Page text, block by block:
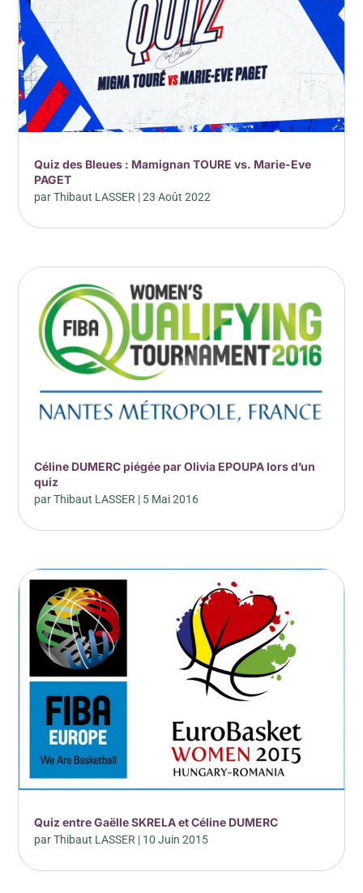
Quiz des Bleues : Mamignan TOURE vs. Marie-Eve
PAGET
parThibaut LASSER |23 Août 2022
Céline DUMERC piégée par Olivia EPOUPA lors d’un
quiz
parThibaut LASSER | 5 Mai 2016
Quiz entre Gaëlle SKRELA et Céline DUMERC
parThibaut LASSER | 10 Juin 2015